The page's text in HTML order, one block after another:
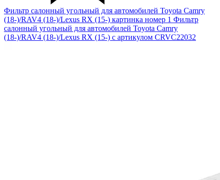
Фильтр салонный угольный для автомобилей Toyota Camry
(18-)/RAV4 (18-)/Lexus RX (15-) картинка номер 1 Фильтр
салонный угольный для автомобилей Toyota Camry
(18-)/RAV4 (18-)/Lexus RX (15-) с артикулом CRVC22032